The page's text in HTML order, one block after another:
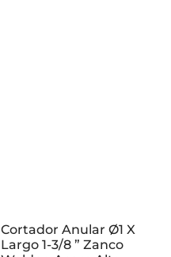
Cortador Anular Ø1 X
Largo 1-3/8 ” Zanco